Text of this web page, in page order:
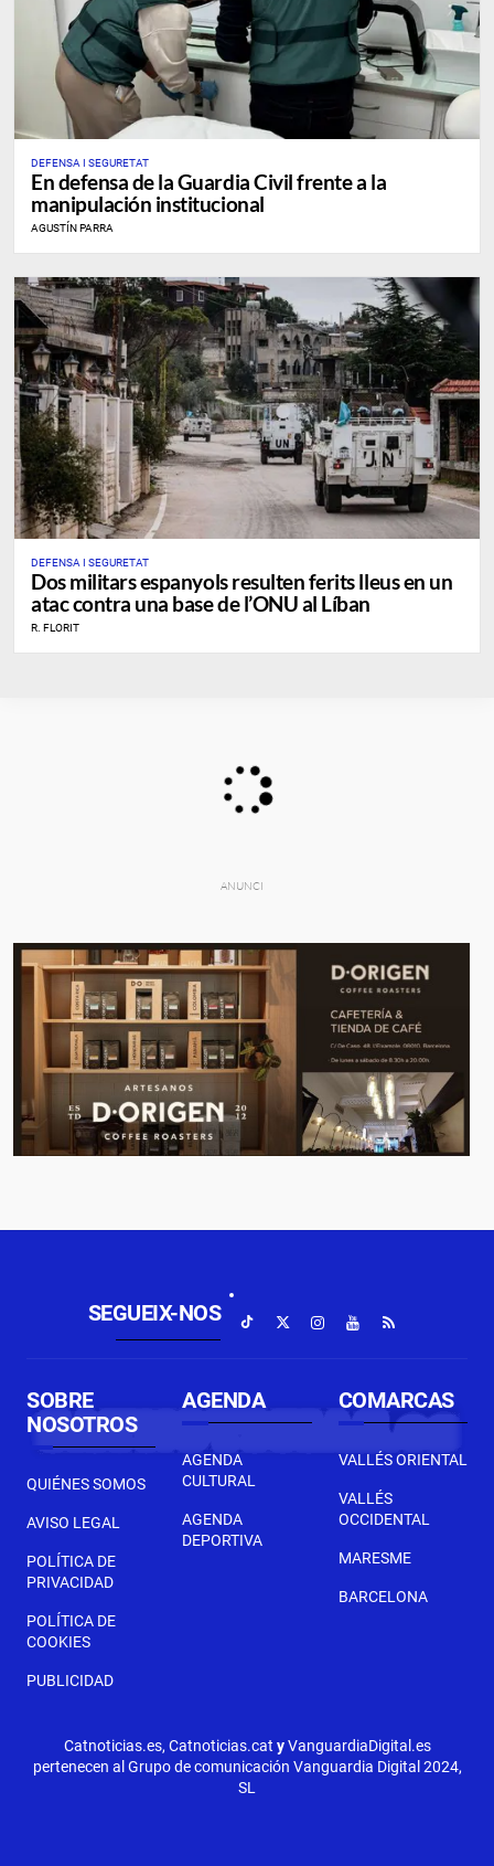
DEFENSA I SEGURETAT
En defensa de la Guardia Civil frente a la
manipulación institucional
AGUSTÍN PARRA
DEFENSA I SEGURETAT
Dos militars espanyols resulten ferits lleus en un
atac contra una base de l’ONU al Líban
R. FLORIT
SEGUEIX-NOS
SOBRE
NOSOTROS
QUIÉNES SOMOS
AVISO LEGAL
POLÍTICA DE
PRIVACIDAD
POLÍTICA DE
COOKIES
PUBLICIDAD
AGENDA
AGENDA
CULTURAL
AGENDA
DEPORTIVA
COMARCAS
VALLÉS ORIENTAL
VALLÉS
OCCIDENTAL
MARESME
BARCELONA
Catnoticias.es, Catnoticias.cat yVanguardiaDigital.es
pertenecen al Grupo de comunicación Vanguardia Digital 2024,
SL